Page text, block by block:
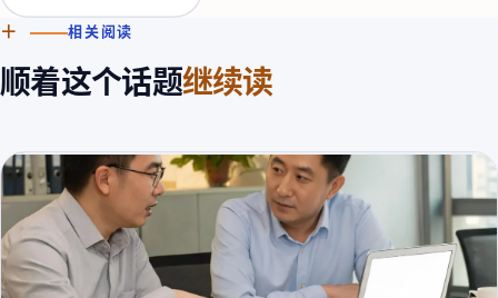
＋
相关阅读
顺着这个话题继续读